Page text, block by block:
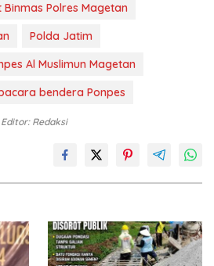
Binmas Polres Magetan
Polda Jatim
Al Muslimun Magetan
bendera Ponpes
Editor: Redaksi